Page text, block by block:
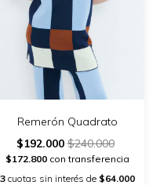
Remerón Quadrato
$192.000$240.000
$172.800con transferencia
3cuotas sin interés de $64.000